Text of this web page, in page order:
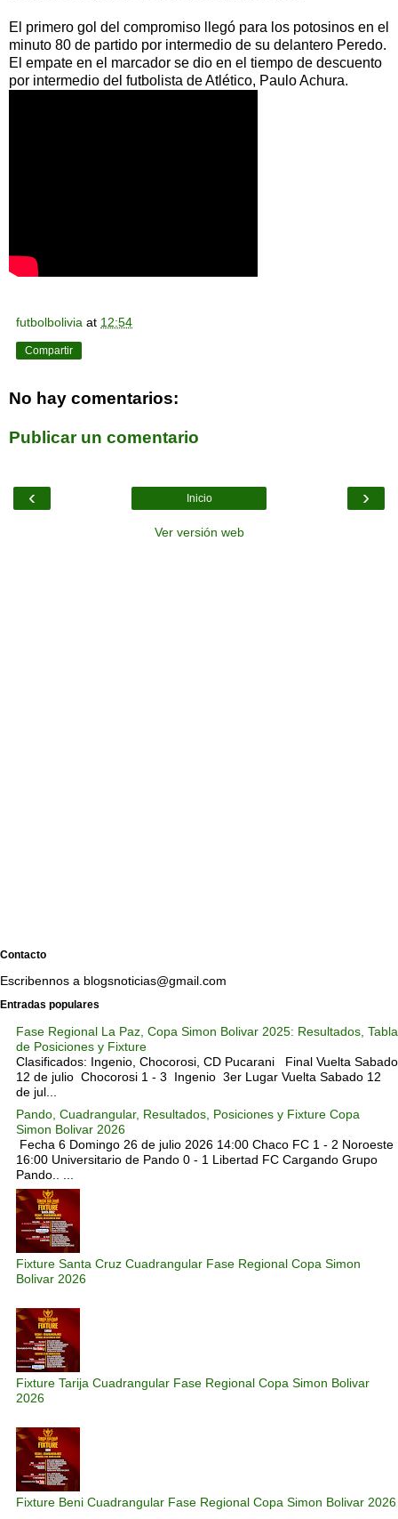
El primero gol del compromiso llegó para los potosinos en el
minuto 80 de partido por intermedio de su delantero Peredo.
El empate en el marcador se dio en el tiempo de descuento
por intermedio del futbolista de Atlético, Paulo Achura.
futbolbolivia at 12:54
Compartir
No hay comentarios:
Publicar un comentario
‹ ›
Inicio
Ver versión web
Contacto
Escribennos a blogsnoticias@gmail.com
Entradas populares
Fase Regional La Paz, Copa Simon Bolivar 2025: Resultados, Tabla
de Posiciones y Fixture
Clasificados: Ingenio, Chocorosi, CD Pucarani Final Vuelta Sabado
12 de julio Chocorosi 1 - 3 Ingenio 3er Lugar Vuelta Sabado 12
de jul...
Pando, Cuadrangular, Resultados, Posiciones y Fixture Copa
Simon Bolivar 2026
Fecha 6 Domingo 26 de julio 2026 14:00 Chaco FC 1 - 2 Noroeste
16:00 Universitario de Pando 0 - 1 Libertad FC Cargando Grupo
Pando.. ...
Fixture Santa Cruz Cuadrangular Fase Regional Copa Simon
Bolivar 2026
Fixture Tarija Cuadrangular Fase Regional Copa Simon Bolivar
2026
Fixture Beni Cuadrangular Fase Regional Copa Simon Bolivar 2026